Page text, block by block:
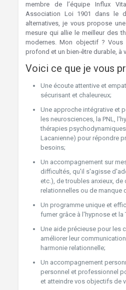
membre de l’équipe Influx
Association Loi 1901 dans le
alternatives, je vous propose
mesure qui allie le meilleur des
modernes. Mon objectif ? Vous
profond et un bien-être durable, à
Voici ce que je vous
Une écoute attentive et
sécurisant et chaleureux;
Une approche intégrative et
les neurosciences, la PNL,
thérapies
Lacanienne) pour répondre
besoins;
Un accompagnement sur
difficultés, qu'il s'agisse
etc.), de troubles anxieux,
relationnelles ou de manque
Un programme unique et
fumer grâce à l'hypnose et la
Une aide précieuse pour les
améliorer leur
harmonie relationnelle;
Un accompagnement
personnel et professionnel
et atteindre vos objectifs de